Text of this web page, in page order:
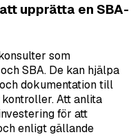
upprätta en SBA-
som
SBA. De kan hjälpa
dokumentation till
Att anlita
för att
enligt gällande